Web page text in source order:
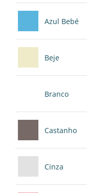
Azul Bebé
Beje
Branco
Castanho
Cinza